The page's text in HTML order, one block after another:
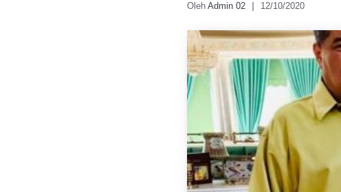
Oleh Admin 02 12/10/2020